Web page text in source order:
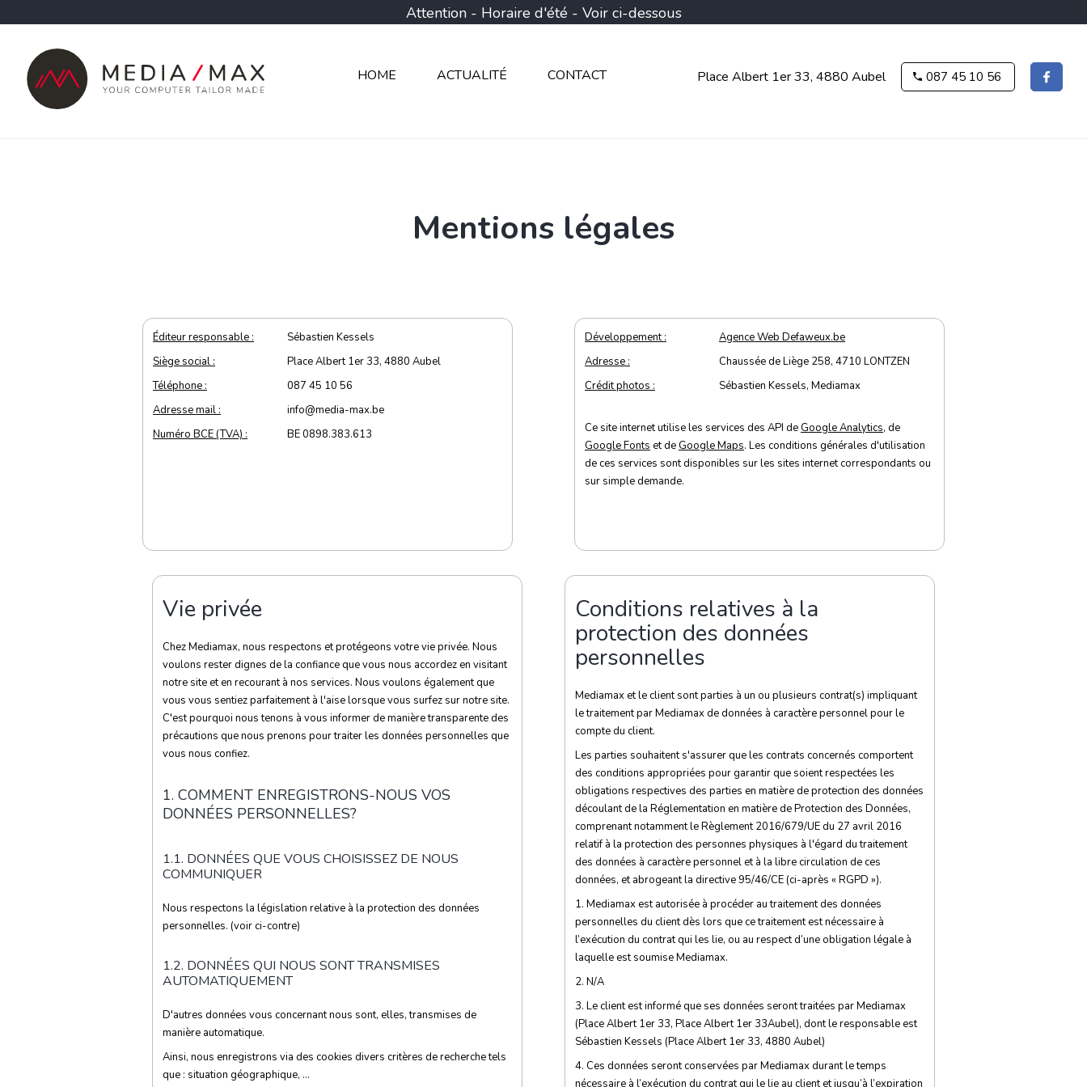
Attention - Horaire d'été - Voir ci-dessous
HOME ACTUALITÉ CONTACT Place Albert 1er 33, 4880 Aubel 087 45 10 56
Mentions légales
Éditeur responsable :
Sébastien Kessels
Siège social :
Place Albert 1er 33, 4880 Aubel
Téléphone :
087 45 10 56
Adresse mail :
info@media-max.be
Numéro BCE (TVA) :
BE 0898.383.613
Développement :
Agence Web Defaweux.be
Adresse :
Chaussée de Liège 258, 4710 LONTZEN
Crédit photos :
Sébastien Kessels, Mediamax
Ce site internet utilise les services des API deGoogle Analytics, de
Google Fonts et deGoogle Maps. Les conditions générales d'utilisation
de ces services sont disponibles sur les sites internet correspondants ou
sur simple demande.
Vie privée
Chez Mediamax, nous respectons et protégeons votre vie privée. Nous
voulons rester dignes de la confiance que vous nous accordez en visitant
notre site et en recourant à nos services. Nous voulons également que
vous vous sentiez parfaitement à l'aise lorsque vous surfez sur notre site.
C'est pourquoi nous tenons à vous informer de manière transparente des
précautions que nous prenons pour traiter les données personnelles que
vous nous confiez.
1. COMMENT ENREGISTRONS-NOUS VOS
DONNÉES PERSONNELLES?
1.1. DONNÉES QUE VOUS CHOISISSEZ DE NOUS
COMMUNIQUER
Nous respectons la législation relative à la protection des données
personnelles. (voir ci-contre)
1.2. DONNÉES QUI NOUS SONT TRANSMISES
AUTOMATIQUEMENT
D'autres données vous concernant nous sont, elles, transmises de
manière automatique.
Ainsi, nous enregistrons via des cookies divers critères de recherche tels
que : situation géographique, ...
Conditions relatives à la
protection des données
personnelles
Mediamax et le client sont parties à un ou plusieurs contrat(s) impliquant
le traitement par Mediamax de données à caractère personnel pour le
compte du client.
Les parties souhaitent s'assurer que les contrats concernés comportent
des conditions appropriées pour garantir que soient respectées les
obligations respectives des parties en matière de protection des données
découlant de la Réglementation en matière de Protection des Données,
comprenant notamment le Règlement 2016/679/UE du 27 avril 2016
relatif à la protection des personnes physiques à l'égard du traitement
des données à caractère personnel et à la libre circulation de ces
données, et abrogeant la directive 95/46/CE (ci-après « RGPD »).
1. Mediamax est autorisée à procéder au traitement des données
personnelles du client dès lors que ce traitement est nécessaire à
l’exécution du contrat qui les lie, ou au respect d’une obligation légale à
laquelle est soumise Mediamax.
2. N/A
3. Le client est informé que ses données seront traitées par Mediamax
(Place Albert 1er 33, Place Albert 1er 33Aubel), dont le responsable est
Sébastien Kessels (Place Albert 1er 33, 4880 Aubel)
4. Ces données seront conservées par Mediamax durant le temps
nécessaire à l’exécution du contrat qui le lie au client et jusqu’à l’expiration